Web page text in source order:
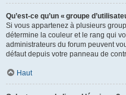
Qu’est-ce qu’un « groupe
Si vous appartenez à plusieurs
détermine la couleur et le rang qui
administrateurs du forum peuvent
défaut depuis votre panneau de
Haut